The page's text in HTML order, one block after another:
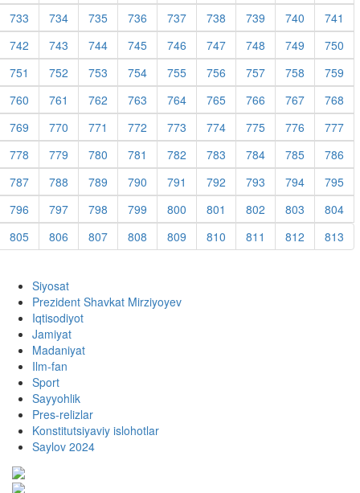
733
734 735 736 737 738 739 740
741
742
743 744 745 746 747 748 749
750
751
752 753 754 755 756 757 758
759
760
761 762 763 764 765 766 767
768
769
770 771 772 773 774 775 776
777
778
779 780 781 782 783 784 785
786
787
788 789 790 791 792 793 794
795
796
797 798 799 800 801 802 803
804
805
806 807 808 809 810 811 812 813
Siyosat
Prezident Shavkat Mirziyoyev
Iqtisodiyot
Jamiyat
Madaniyat
Ilm-fan
Sport
Sayyohlik
Pres-relizlar
Konstitutsiyaviy islohotlar
Saylov 2024